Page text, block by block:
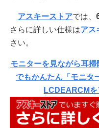
アスキーストアでは、
さらに詳しい仕様はアス
さい。
モニターを見ながら耳
でもかんたん「モニタ
LCDEARCM